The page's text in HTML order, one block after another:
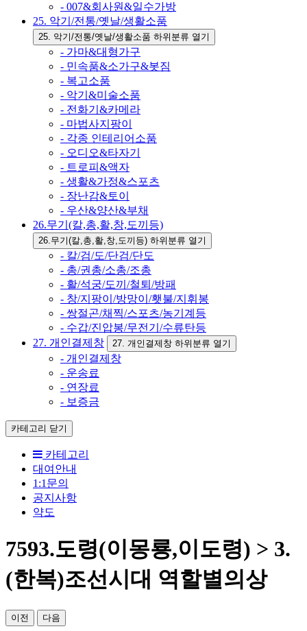
- 007&회사원&일수가방
25. 악기/전통/옛날/생활소품
25. 악기/전통/옛날/생활소품 하위분류 열기
- 가마&대형가구
- 민속품&소가구&봇짐
- 복고소품
- 악기&미술소품
- 전화기&카메라
- 마법사지팡이
- 각종 인테리어소품
- 오디오&타자기
- 트로피&액자
- 생활&가정&스포츠
- 장난감&토이
- 우산&양산&부채
26.무기(칼,총,활,창,도끼등)
26.무기(칼,총,활,창,도끼등) 하위분류 열기
- 칼/검/도/단검/단도
- 총/권총/소총/조총
- 활/석궁/도끼/철퇴/방패
- 창/지팡이/방망이/횃불/지휘봉
- 쌍절곤/채찍/스포츠/농기계등
- 수갑/진압봉/무전기/수류탄등
27. 개인결제창
27. 개인결제창 하위분류 열기
- 개인결제창
- 운송료
- 연장료
- 보증금
카테고리 닫기
카테고리
대여안내
1:1문의
공지사항
약도
7593.도령(이몽룡,이도령) > 3.
(한복)조선시대 역할별의상
이전 다음